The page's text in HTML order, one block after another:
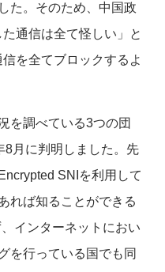
た。そのため、中国政
通信は全て怪しい」と
を全てブロックするよ
を調べている3つの団
8月に判明しました。先
SNIを利用して
れば知ることができる
インターネットにおい
を行っている国でも同